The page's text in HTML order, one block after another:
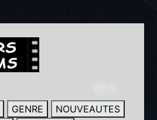
GENRE
NOUVEAUTES